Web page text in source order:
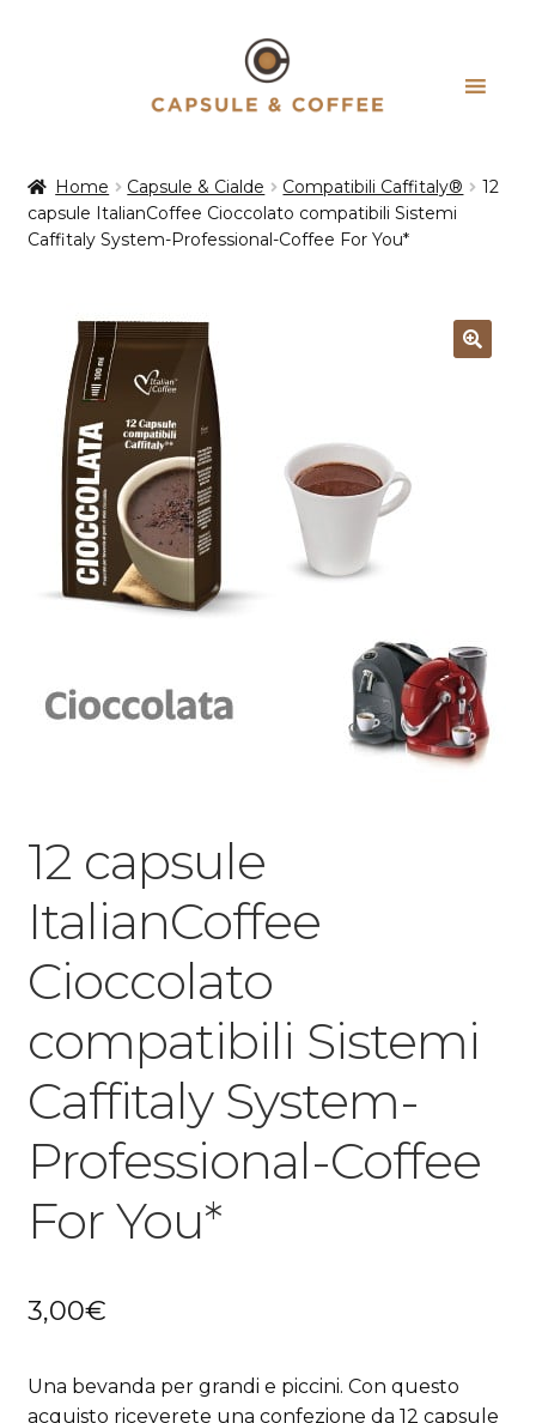
Home Capsule & Cialde Compatibili Caffitaly®
12
capsule ItalianCoffee Cioccolato compatibili Sistemi
Caffitaly System-Professional-Coffee For You*
12 capsule
ItalianCoffee
Cioccolato
compatibili Sistemi
Caffitaly System-
Professional-Coffee
For You*
3,00€
Una bevanda per grandi e piccini. Con questo
acquisto riceverete una confezione da 12 capsule